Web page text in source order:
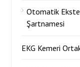
Otomatik
Şartnamesi
EKG Kemeri